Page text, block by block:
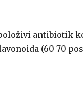
antibiotik
(60-70